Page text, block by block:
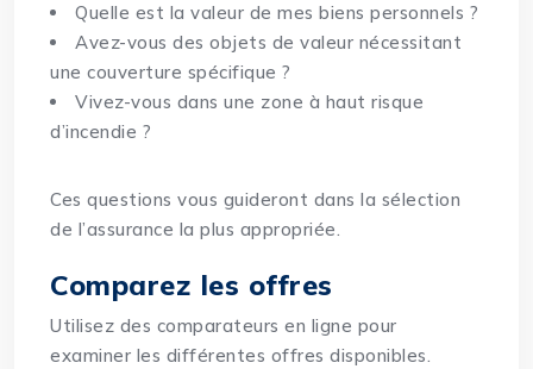
Quelle est la valeur de mes biens personnels ?
Avez-vous des objets de valeur nécessitant
une couverture spécifique ?
Vivez-vous dans une zone à haut risque
d’incendie ?
Ces questions vous guideront dans la sélection
de l’assurance la plus appropriée.
Comparez les offres
Utilisez des comparateurs en ligne pour
examiner les différentes offres disponibles.